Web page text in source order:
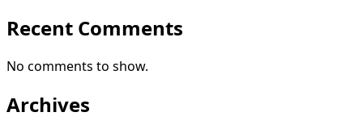
Recent Comments
No comments to show.
Archives